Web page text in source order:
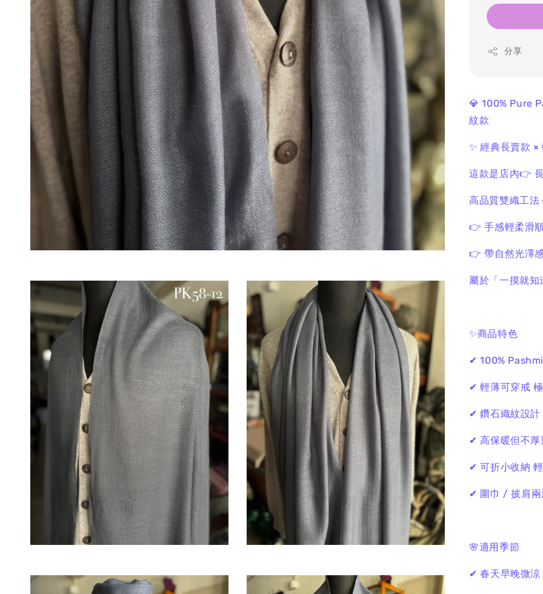
分享
💎 100% Pure
紋款
✨ 經典長賣款 ×
這款是店內👉
高品質雙織工法
👉 手感輕柔滑
👉 帶自然光澤
屬於「一摸就知
✨商品特色
✔ 100%
✔ 輕薄可穿戒
✔ 鑽石織紋設計
✔ 高保暖但不
✔ 可折小收納
✔ 圍巾 / 披肩兩
🌸適用季節
✔ 春天早晚微涼